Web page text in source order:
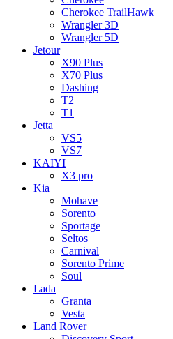
Cherokee TrailHawk
Wrangler 3D
Wrangler 5D
Jetour
X90 Plus
X70 Plus
Dashing
T2
T1
Jetta
VS5
VS7
KAIYI
X3 pro
Kia
Mohave
Sorento
Sportage
Seltos
Carnival
Sorento Prime
Soul
Lada
Granta
Vesta
Land Rover